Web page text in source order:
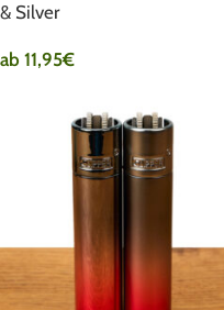
& Silver
ab 11,95€